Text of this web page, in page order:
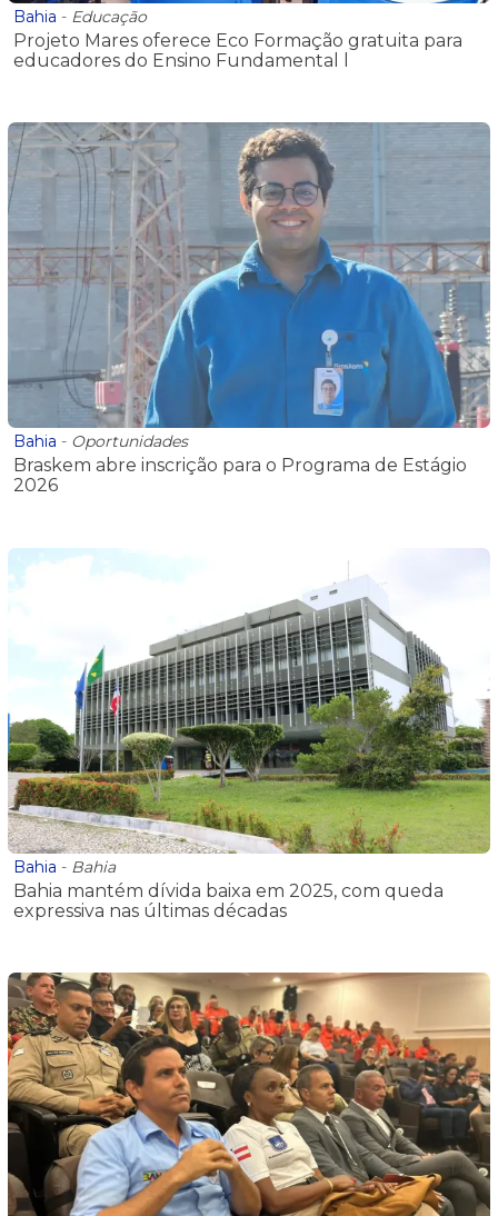
Bahia - Educação
Projeto Mares oferece Eco Formação gratuita para
educadores do Ensino Fundamental l
Bahia - Oportunidades
Braskem abre inscrição para o Programa de Estágio
2026
Bahia - Bahia
Bahia mantém dívida baixa em 2025, com queda
expressiva nas últimas décadas